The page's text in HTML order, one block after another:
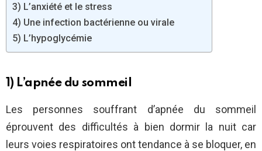
3) L’anxiété et le stress
4) Une infection bactérienne ou virale
5) L’hypoglycémie
1) L’apnée du sommeil
Les personnes souffrant d’apnée du sommeil
éprouvent des difficultés à bien dormir la nuit car
leurs voies respiratoires ont tendance à se bloquer, en